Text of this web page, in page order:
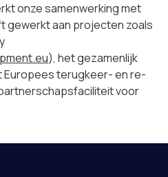
onze samenwerking met
gewerkt aan projecten zoals
), het gezamenlijk
Europees terugkeer- en re-
voor